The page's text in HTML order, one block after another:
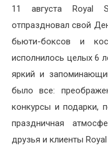
11 августа Royal
отпраздновал свой
бьюти-боксов и
исполнилось целых 6
яркий и
было все:
конкурсы и подарки,
праздничная
друзья и клиенты Royal